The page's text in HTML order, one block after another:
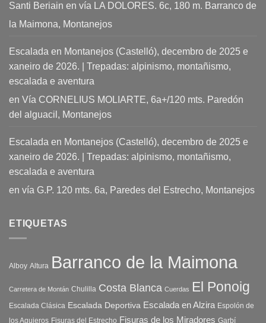
Santi Beriain en vía LA DOLORES. 6c, 180 m. Barranco de
la Maimona, Montanejos
Escalada en Montanejos (Castelló), decembro de 2025 e
xaneiro de 2026. | Trepadas: alpinismo, montañismo,
escalada e aventura
en Vía CORNELIUS MOLIARTE, 6a+/120 mts. Paredón
del alguacil, Montanejos
Escalada en Montanejos (Castelló), decembro de 2025 e
xaneiro de 2026. | Trepadas: alpinismo, montañismo,
escalada e aventura
en vía G.P. 120 mts. 6a, Paredes del Estrecho, Montanejos
ETIQUETAS
Alboy Altura Barranco de la Maimona
Carretera de Montán Chulilla Costa Blanca Cuerdas El Ponoig
Escalada Clásica Escalada Deportiva Escalada en Alzira Espolón de
los Agujeros Fisuras del Estrecho Fisuras de los Miradores Garbí